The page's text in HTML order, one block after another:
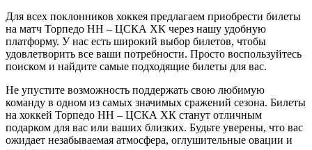
Для всех поклонников хоккея предлагаем приобрести билеты
на матч Торпедо НН – ЦСКА ХК через нашу удобную
платформу. У нас есть широкий выбор билетов, чтобы
удовлетворить все ваши потребности. Просто воспользуйтесь
поиском и найдите самые подходящие билеты для вас.
Не упустите возможность поддержать свою любимую
команду в одном из самых значимых сражений сезона. Билеты
на хоккей Торпедо НН – ЦСКА ХК станут отличным
подарком для вас или ваших близких. Будьте уверены, что вас
ожидает незабываемая атмосфера, оглушительные овации и